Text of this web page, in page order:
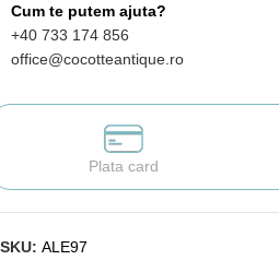
Cum te putem ajuta?
+40 733 174 856
office@cocotteantique.ro
Plata card
SKU: ALE97